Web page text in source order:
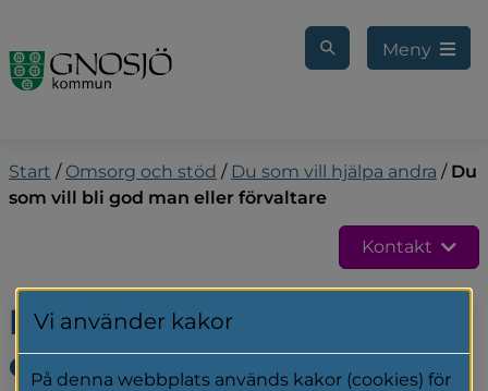
Meny
Start / Omsorg och stöd / Du som vill hjälpa andra / Du
som vill bli god man eller förvaltare
Kontakt
Du som vill bli god man
eller förvaltare
Vi använder kakor
På denna webbplats används kakor (cookies) för